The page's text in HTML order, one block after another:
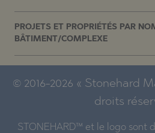
PROJETS ET PROPRIÉTÉS PAR
BÂTIMENT/COMPLEXE
© 2016-2026 « Stonehard
droits
STONEHARD™ et le logo sont